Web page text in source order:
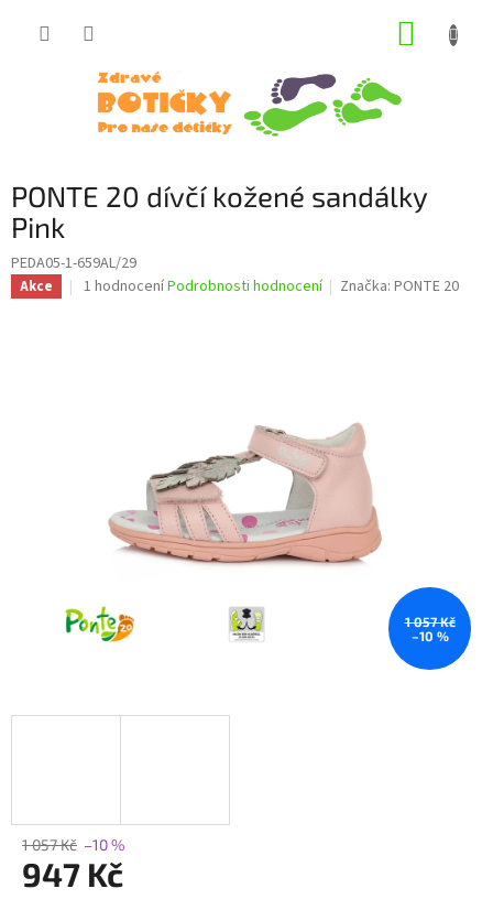
PONTE 20 dívčí kožené sandálky
Pink
PEDA05-1-659AL/29
Akce
Průměrné
1 hodnoceníPodrobnosti hodnocení Značka:PONTE 20
1 057 Kč
–10 %
1 057 Kč –10 %
947 Kč